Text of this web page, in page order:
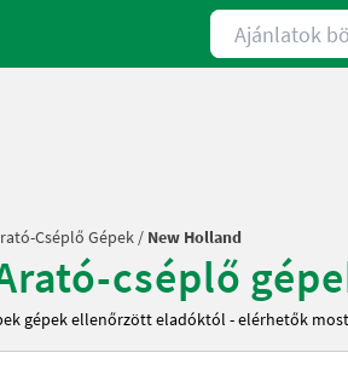
Ajánlatok
Cséplő Gépek / New Holland
cséplő
gépek ellenőrzött eladóktól - elérhetők
on